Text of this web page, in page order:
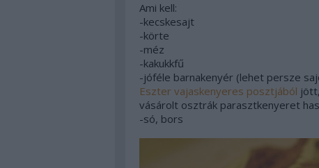
Ami kell:
-kecskesajt
-körte
-méz
-kakukkfű
-jóféle barnakenyér (lehet persze
Eszter vajaskenyeres posztjából
vásárolt osztrák parasztkenyeret
-só, bors